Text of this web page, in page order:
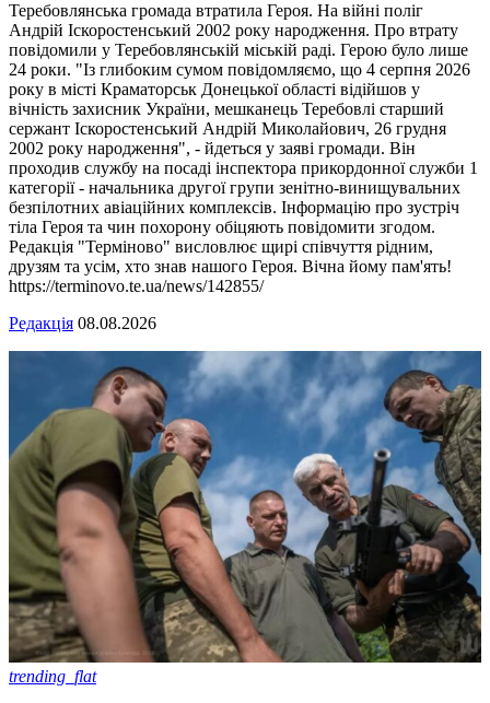
Теребовлянська громада втратила Героя. На війні поліг
Андрій Іскоростенський 2002 року народження. Про втрату
повідомили у Теребовлянській міській раді. Герою було лише
24 роки. "Із глибоким сумом повідомляємо, що 4 серпня 2026
року в місті Краматорськ Донецької області відійшов у
вічність захисник України, мешканець Теребовлі старший
сержант Іскоростенський Андрій Миколайович, 26 грудня
2002 року народження", - йдеться у заяві громади. Він
проходив службу на посаді інспектора прикордонної служби 1
категорії - начальника другої групи зенітно-винищувальних
безпілотних авіаційних комплексів. Інформацію про зустріч
тіла Героя та чин похорону обіцяють повідомити згодом.
Редакція "Терміново" висловлює щирі співчуття рідним,
друзям та усім, хто знав нашого Героя. Вічна йому пам'ять!
https://terminovo.te.ua/news/142855/
Редакція 08.08.2026
trending_flat